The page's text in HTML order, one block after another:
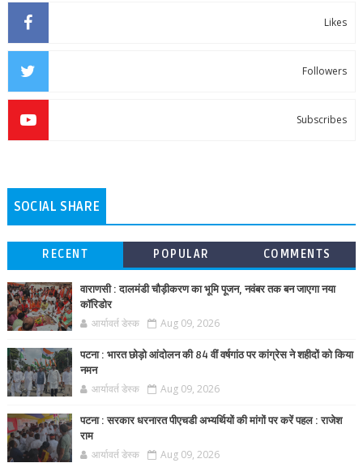
Likes
Followers
Subscribes
SOCIAL SHARE
RECENT POPULAR COMMENTS
वाराणसी : दालमंडी चौड़ीकरण का भूमि पूजन, नवंबर तक बन जाएगा नया
कॉरिडोर
आर्यावर्त डेस्क Aug 09, 2026
पटना : भारत छोड़ो आंदोलन की 84 वीं वर्षगांठ पर कांग्रेस ने शहीदों को किया
नमन
आर्यावर्त डेस्क Aug 09, 2026
पटना : सरकार धरनारत पीएचडी अभ्यर्थियों की मांगों पर करें पहल : राजेश
राम
आर्यावर्त डेस्क Aug 09, 2026